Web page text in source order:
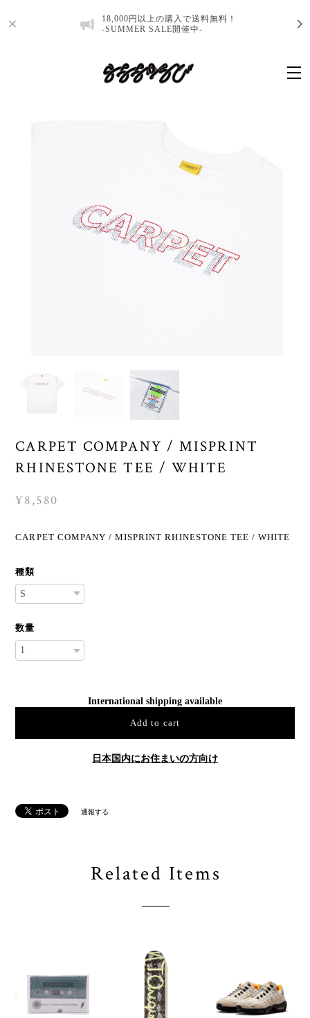
18,000円以上の購入で送料無料！
-SUMMER SALE開催中-
CARPET COMPANY / MISPRINT
RHINESTONE TEE / WHITE
¥8,580
CARPET COMPANY / MISPRINT RHINESTONE TEE / WHITE
種類
数量
International shipping available
Add to cart
日本国内にお住まいの方向け
通報する
Related Items